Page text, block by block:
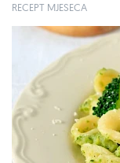
RECEPT MJESECA